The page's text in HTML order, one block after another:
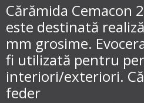
Cărămida Cemacon
este destinată
mm grosime.
fi utilizată pentru
interiori/exteriori.
feder